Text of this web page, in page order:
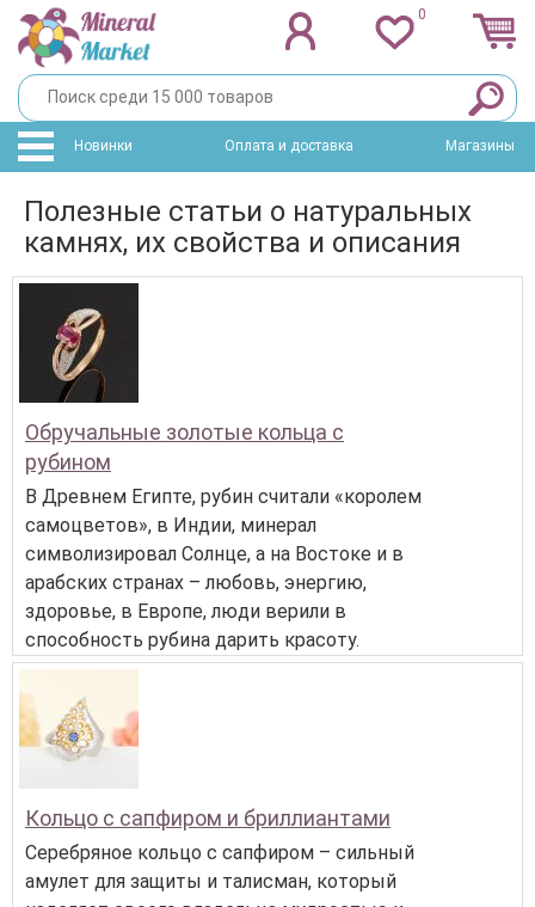
0
Новинки Оплата и доставка Магазины
Полезные статьи о натуральных
камнях, их свойства и описания
Обручальные золотые кольца с
рубином
В Древнем Египте, рубин считали «королем
самоцветов», в Индии, минерал
символизировал Солнце, а на Востоке и в
арабских странах – любовь, энергию,
здоровье, в Европе, люди верили в
способность рубина дарить красоту.
Кольцо с сапфиром и бриллиантами
Серебряное кольцо с сапфиром – сильный
амулет для защиты и талисман, который